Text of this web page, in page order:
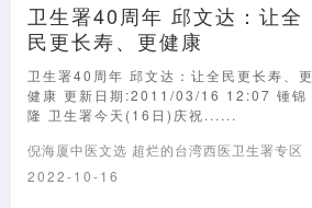
卫生署40周年 邱文达：让全
民更长寿、更健康
卫生署40周年 邱文达：让全民更长寿、更
健康 更新日期:2011/03/16 12:07 锺锦
隆 卫生署今天(16日)庆祝......
倪海厦中医文选 超烂的台湾西医卫生署专区
2022-10-16